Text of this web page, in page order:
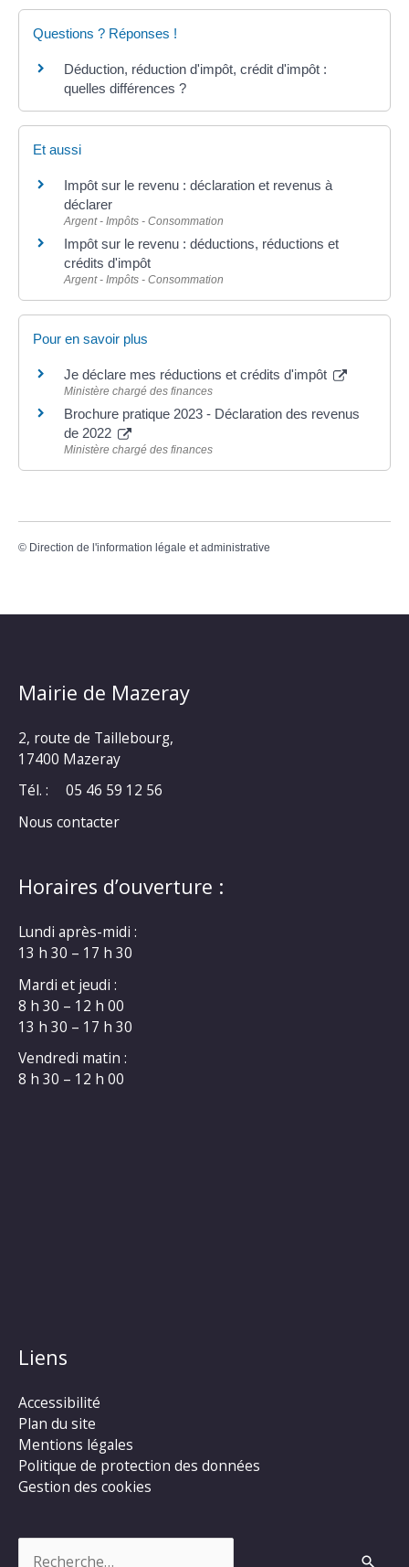
Questions ? Réponses !
Déduction, réduction d'impôt, crédit d'impôt :
quelles différences ?
Et aussi
Impôt sur le revenu : déclaration et revenus à
déclarer
Argent - Impôts - Consommation
Impôt sur le revenu : déductions, réductions et
crédits d'impôt
Argent - Impôts - Consommation
Pour en savoir plus
Je déclare mes réductions et crédits d'impôt
Ministère chargé des finances
Brochure pratique 2023 - Déclaration des revenus
de 2022
Ministère chargé des finances
© Direction de l'information légale et administrative
Mairie de Mazeray
2, route de Taillebourg,
17400 Mazeray
Tél. :
05 46 59 12 56
Nous contacter
Horaires d’ouverture :
Lundi après-midi :
13 h 30 – 17 h 30
Mardi et jeudi :
8 h 30 – 12 h 00
13 h 30 – 17 h 30
Vendredi matin :
8 h 30 – 12 h 00
Liens
Accessibilité
Plan du site
Mentions légales
Politique de protection des données
Gestion des cookies